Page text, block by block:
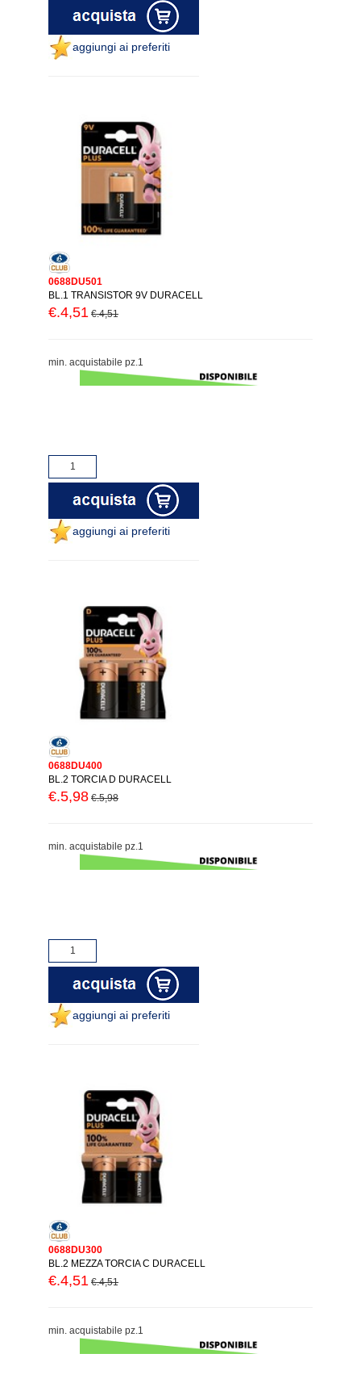
aggiungi ai preferiti
0688DU501
BL.1 TRANSISTOR 9V DURACELL
€.4,51 €.4,51
min. acquistabile pz.1
aggiungi ai preferiti
0688DU400
BL.2 TORCIA D DURACELL
€.5,98 €.5,98
min. acquistabile pz.1
aggiungi ai preferiti
0688DU300
BL.2 MEZZA TORCIA C DURACELL
€.4,51 €.4,51
min. acquistabile pz.1